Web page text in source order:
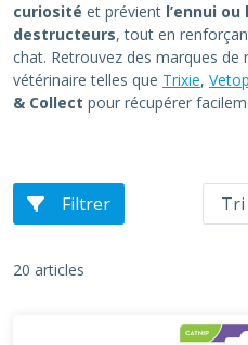
curiosité et prévient l’ennui
destructeurs, tout en
chat. Retrouvez des marques de
vétérinaire telles que Trixie,
& Collect pour récupérer
Filtrer
20 articles